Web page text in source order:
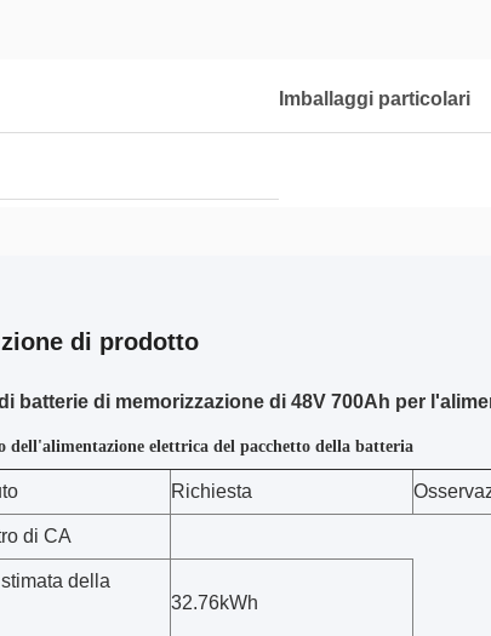
Imballaggi particolari
di prodotto
batterie di memorizzazione di 48V 700Ah per
dell'alimentazione elettrica del pacchetto della batteria
Richiesta
di CA
della
32.76kWh